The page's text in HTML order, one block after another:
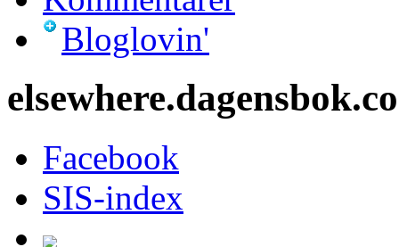
Bloglovin'
Facebook
SIS-index